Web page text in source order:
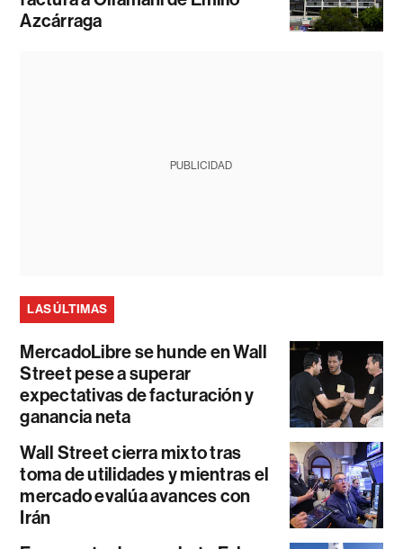
Azcárraga
PUBLICIDAD
LAS ÚLTIMAS
MercadoLibre se hunde en Wall
Street pese a superar
expectativas de facturación y
ganancia neta
Wall Street cierra mixto tras
toma de utilidades y mientras el
mercado evalúa avances con
Irán